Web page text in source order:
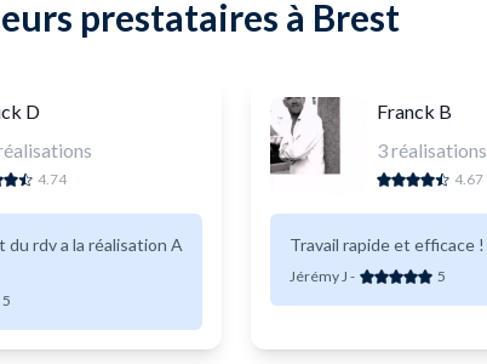
prestataires à Brest
D
4.74
rdv a la réalisation A
5
Franck B
3réalisations
4.67
Travail rapide et efficace !
Jérémy J - 5